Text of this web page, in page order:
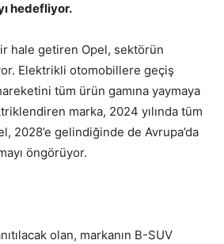
hedefliyor.
hale getiren Opel, sektörün
Elektrikli otomobillere geçiş
tüm ürün gamına yaymaya
marka, 2024 yılında tüm
2028’e gelindiğinde de Avrupa’da
öngörüyor.
olan, markanın B-SUV